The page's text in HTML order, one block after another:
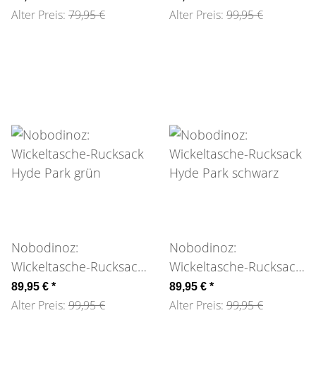
Alter Preis: 79,95 € Alter Preis: 99,95 €
Nobodinoz:
Wickeltasche-Rucksack
Hyde Park grün
89,95 € *
Alter Preis: 99,95 €
Nobodinoz:
Wickeltasche-Rucksack
Hyde Park schwarz
89,95 € *
Alter Preis: 99,95 €